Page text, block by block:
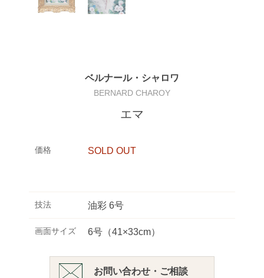
ベルナール・シャロワ
BERNARD CHAROY
エマ
価格 SOLD OUT
技法 油彩 6号
画面サイズ 6号（41×33cm）
お問い合わせ・ご相談